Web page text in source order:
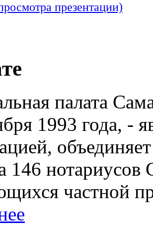
презентации)
палата
1993 года, -
146 нотариусов
частной